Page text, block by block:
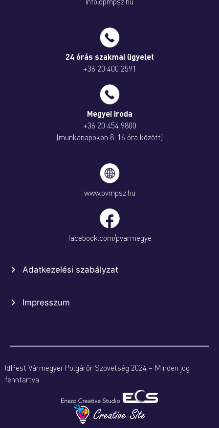
24 órás szakmai ügyelet
+36 20 400 2591
Megyei iroda
+36 20 454 9800
(munkanapokon 8-16 óra között)
www.pvmpsz.hu
facebook.com/pvarmegye
Adatkezelési szabályzat
Impresszum
@Pest Vármegyei Polgárőr Szövetség 2024 – Minden jog
fenntartva